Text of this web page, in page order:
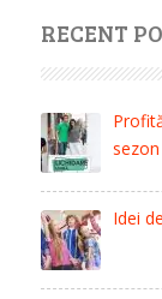
RECENT
sezon
Idei